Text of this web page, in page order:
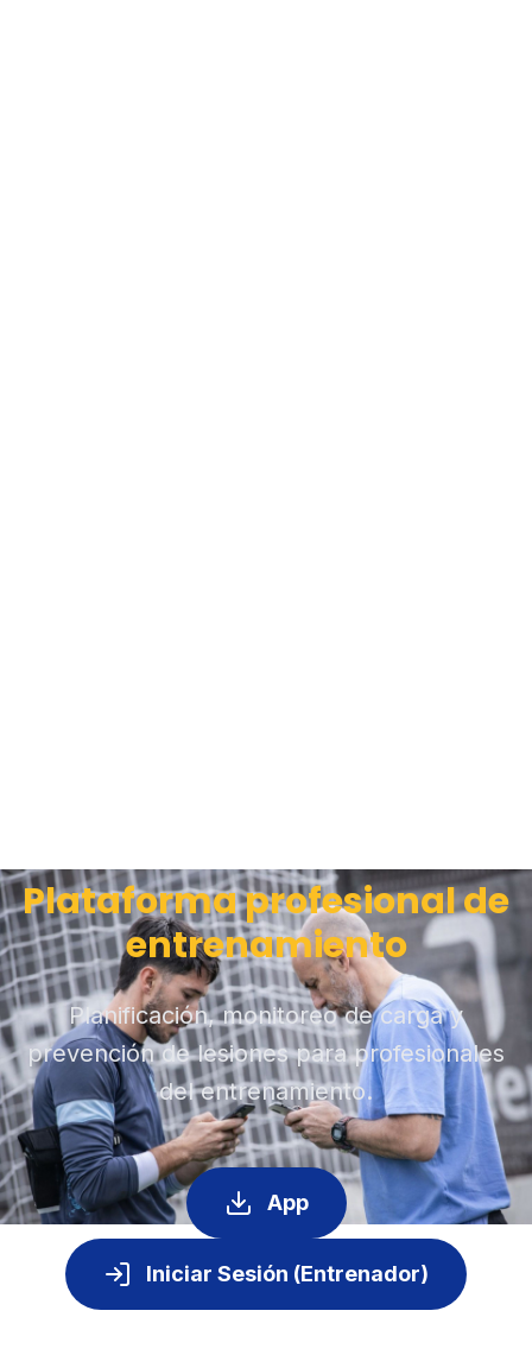
Plataforma profesional de
entrenamiento
Planificación, monitoreo de carga y
prevención de lesiones para profesionales
del entrenamiento.
App
Iniciar Sesión (Entrenador)